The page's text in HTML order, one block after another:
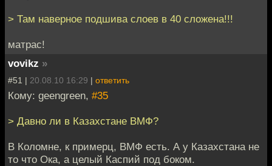
> Там наверное подшива слоев в 40 сложена!!!
матрас!
vovikz »
#51 | 20.08.10 16:29 | ответить
Кому: geengreen, #35
> Давно ли в Казахстане ВМФ?
В Коломне, к примерц, ВМФ есть. А у Казахстана не
то что Ока, а целый Каспий под боком.